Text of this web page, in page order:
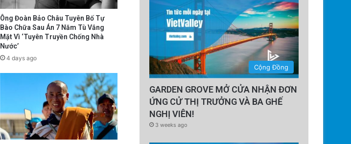
Ông Đoàn Bảo Châu Tuyên Bố Tự
Bào Chữa Sau Án 7 Năm Tù Vắng
Mặt Vì ‘Tuyên Truyền Chống Nhà
Nước’
4 days ago
Cộng Đồng
GARDEN GROVE MỞ CỬA NHẬN ĐƠN
ỨNG CỬ THỊ TRƯỞNG VÀ BA GHẾ
NGHỊ VIÊN!
3 weeks ago